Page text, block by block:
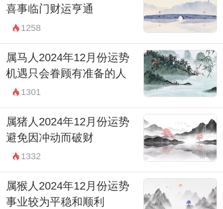
喜事临门财运亨通
1258
属马人2024年12月份运势
机遇只会眷顾有准备的人
1301
属猪人2024年12月份运势
避免因冲动而破财
1332
属猴人2024年12月份运势
事业较为平稳和顺利